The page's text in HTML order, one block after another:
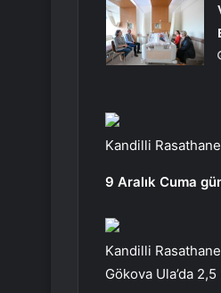
Kandilli
9 Aralık Cuma
Kandilli
Gökova Ula’da